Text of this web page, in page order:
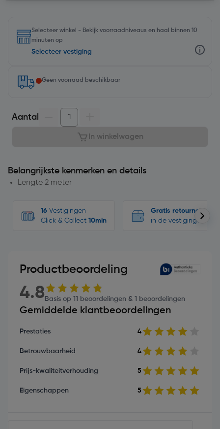
Selecteer winkel - Bekijk voorraadniveaus en haal binnen 10
minuten op
Selecteer vestiging
Geen voorraad beschikbaar
Aantal
In winkelwagen
Belangrijkste kenmerken en details
Lengte 2 meter
16 Vestigingen
Click & Collect 10min
Gratis retourneren
in de vestigingen
Productbeoordeling
4.8 Basis op 11 beoordelingen & 1 beoordelingen
Gemiddelde klantbeoordelingen
Prestaties 4
Betrouwbaarheid 4
Prijs-kwaliteitverhouding 5
Eigenschappen 5